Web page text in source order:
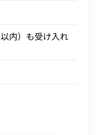
内）も受け入れ